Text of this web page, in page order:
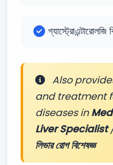
গ্যাস্ট্রোএন্টারোলজি
Also
and treatment
diseases in
Liver Specialist
লিভার রোগ বিশেষজ্ঞ